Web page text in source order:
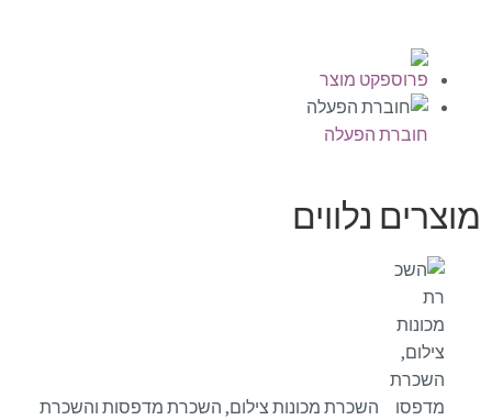
פרוספקט מוצר
חוברת הפעלה
מוצרים נלווים
השכרת מכונות צילום, השכרת מדפסות והשכרת